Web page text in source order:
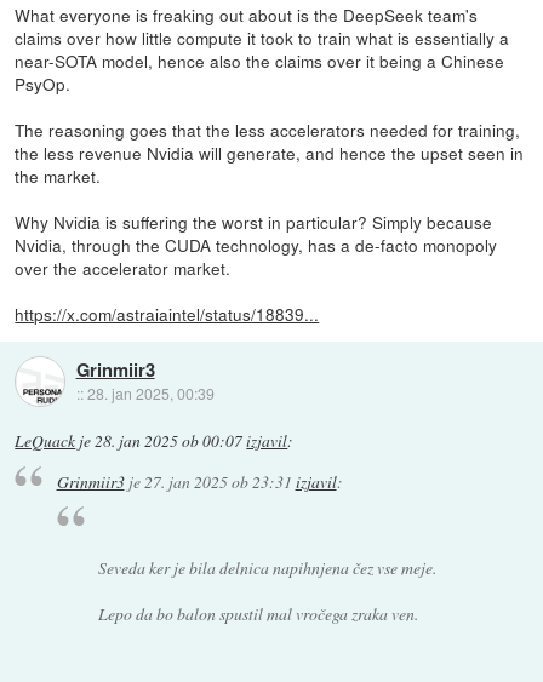
What everyone is freaking out about is the DeepSeek team's
claims over how little compute it took to train what is essentially a
near-SOTA model, hence also the claims over it being a Chinese
PsyOp.
The reasoning goes that the less accelerators needed for training,
the less revenue Nvidia will generate, and hence the upset seen in
the market.
Why Nvidia is suffering the worst in particular? Simply because
Nvidia, through the CUDA technology, has a de-facto monopoly
over the accelerator market.
https://x.com/astraiaintel/status/18839...
Grinmiir3
::28. jan 2025, 00:39
LeQuack je28. jan 2025 ob 00:07izjavil:
Grinmiir3je27. jan 2025 ob 23:31 izjavil:
Seveda ker je bila delnica napihnjena čez vse meje.
Lepo da bo balon spustil mal vročega zraka ven.